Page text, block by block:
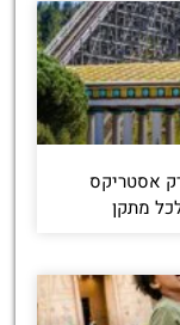
אסטריקס
מתקן